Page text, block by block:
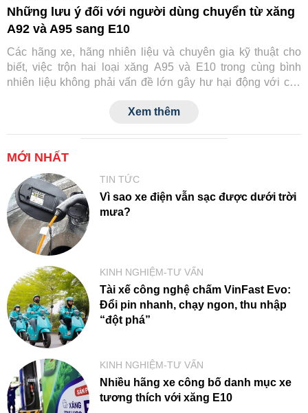
Những lưu ý đối với người dùng chuyển từ xăng
A92 và A95 sang E10
Các hãng xe, hãng nhiên liệu và chuyên gia kỹ thuật cho
biết, việc trộn hai loại xăng A95 và E10 trong cùng bình
nhiên liệu không phải vấn đề lớn gây hư hại động với các
Xem thêm
MỚI NHẤT
TIN TỨC
Vì sao xe điện vẫn sạc được dưới trời
mưa?
KINH NGHIỆM-TƯ VẤN
Tài xế công nghệ chấm VinFast Evo:
Đổi pin nhanh, chạy ngon, thu nhập
“đột phá”
KINH NGHIỆM-TƯ VẤN
Nhiều hãng xe công bố danh mục xe
tương thích với xăng E10